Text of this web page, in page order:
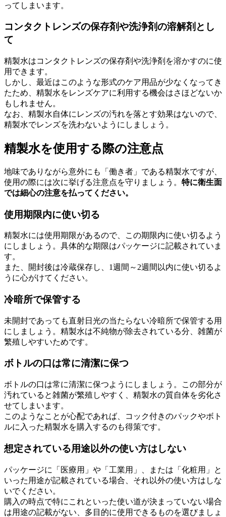
ってしまいます。
コンタクトレンズの保存剤や洗浄剤の溶解剤とし
て
精製水はコンタクトレンズの保存剤や洗浄剤を溶かすのに使
用できます。
しかし、最近はこのような形式のケア用品が少なくなってき
たため、精製水をレンズケアに利用する機会はさほどないか
もしれません。
なお、精製水自体にレンズの汚れを落とす効果はないので、
精製水でレンズを洗わないようにしましょう。
精製水を使用する際の注意点
地味でありながら意外にも「働き者」である精製水ですが、
使用の際には次に挙げる注意点を守りましょう。 特に衛生面
では細心の注意を払ってください。
使用期限内に使い切る
精製水には使用期限があるので、この期限内に使い切るよう
にしましょう。具体的な期限はパッケージに記載されていま
す。
また、開封後は冷蔵保存し、1週間～2週間以内に使い切るよ
うに心がけてください。
冷暗所で保管する
未開封であっても直射日光の当たらない冷暗所で保管する用
にしましょう。精製水は不純物が除去されている分、雑菌が
繁殖しやすいためです。
ボトルの口は常に清潔に保つ
ボトルの口は常に清潔に保つようにしましょう。この部分が
汚れていると雑菌が繁殖しやすく、精製水の質自体を劣化さ
せてしまいます。
このようなことが心配であれば、コック付きのパックやボト
ルに入った精製水を購入するのも得策です。
想定されている用途以外の使い方はしない
パッケージに「医療用」や「工業用」、または「化粧用」と
いった用途が記載されている場合、それ以外の使い方はしな
いでください。
購入の時点で特にこれといった使い道が決まっていない場合
は用途の記載がない、多目的に使用できるものを選びましょ